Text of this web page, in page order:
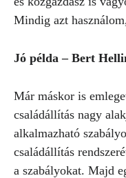
Mindig azt
Jó példa – Bert
Már máskor is
családállítás nagy
alkalmazható
családállítás
a szabályokat. Majd